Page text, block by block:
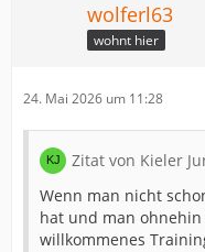
wolferl63
wohnt hier
24. Mai 2026 um 11:28
Zitat von Kieler
Wenn man nicht
hat und man
willkommenes